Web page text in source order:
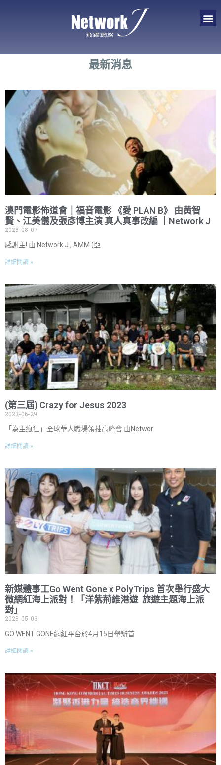
最新消息
澳門電影佈道會｜福音電影 《愛 PLAN B》 由黄智
賢、江美儀及張彥博主演 真人真事改編 ｜Network J
2023-08-07
感謝主! 由 Network J , AMM (亞
詳細閱讀 »
(第三屆) Crazy for Jesus 2023
2023-06-29
「為主瘋狂」全球華人職場領袖高峰會 由Networ
詳細閱讀 »
新媒體事工Go Went Gone x PolyTrips 首次舉行盛大
微網紅海上派對！「洋紫荊維港遊 旅遊主題海上派
對」
2023-05-03
GO WENT GONE網紅平台於4月15日舉辦首
詳細閱讀 »